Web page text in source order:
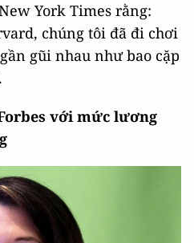
York Times rằng:
chúng tôi đã đi chơi
gũi nhau như bao cặp
với mức lương